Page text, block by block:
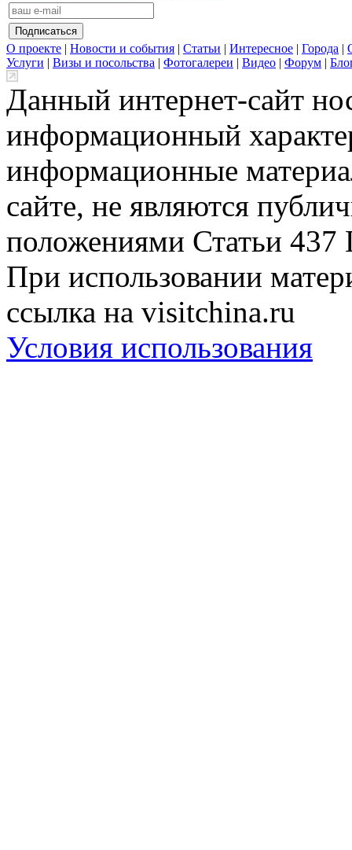
О проекте | Новости и события | Статьи | Интересное | Города |
Услуги | Визы и посольства | Фотогалереи | Видео | Форум |
Данный интернет-сайт
информационный
информационные
сайте, не являются
положениями Статьи 437
При использовании
ссылка на visitchina.ru
Условия использования